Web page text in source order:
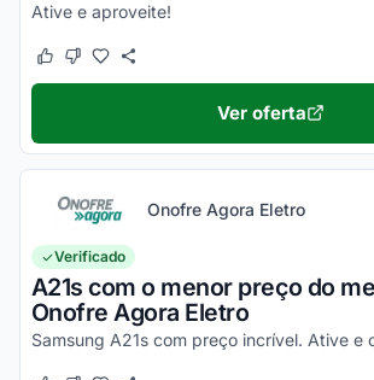
Ative e aproveite!
Este cupom funcionou
Este cupom não funcionou
Ver oferta
Onofre Agora Eletro
Verificado
A21s com o menor preço do
Onofre Agora Eletro
Samsung A21s com preço incrível. Ative e